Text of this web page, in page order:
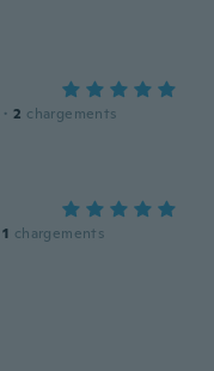
· 2 chargements
1 chargements